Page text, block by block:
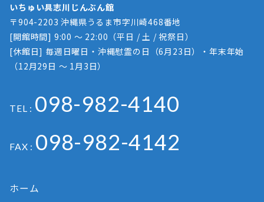
いちゅい具志川じんぶん館
〒904-2203 沖縄県うるま市字川崎468番地
[開館時間] 9:00 ～ 22:00（平日 / 土 / 祝祭日）
[休館日] 毎週日曜日・沖縄慰霊の日（6月23日）・年末年始
（12月29日 ～ 1月3日）
TEL : 098-982-4140
FAX : 098-982-4142
ホーム